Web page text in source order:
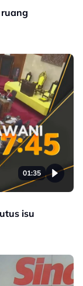
01:35
isu